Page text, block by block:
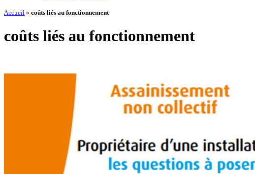
Accueil » coûts liés au fonctionnement
coûts liés au fonctionnement